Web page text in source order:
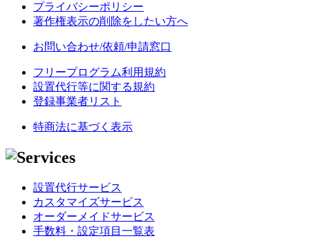
プライバシーポリシー
著作権表示の削除をしたい方へ
お問い合わせ/依頼/申請窓口
フリープログラム利用規約
設置代行等に関する規約
登録事業者リスト
特商法に基づく表示
設置代行サービス
カスタマイズサービス
オーダーメイドサービス
手数料・設定項目一覧表